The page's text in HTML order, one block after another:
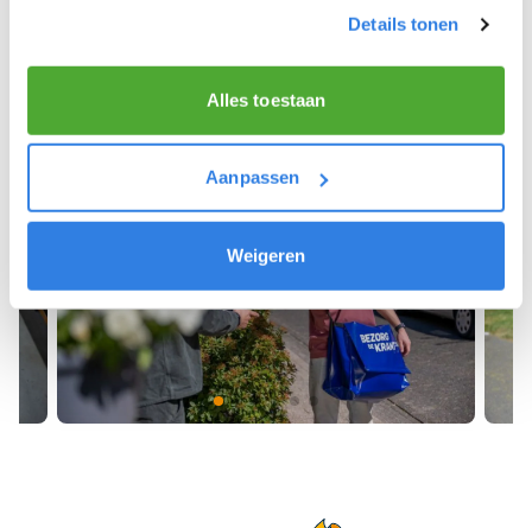
Details tonen
Alles toestaan
Aanpassen
Weigeren